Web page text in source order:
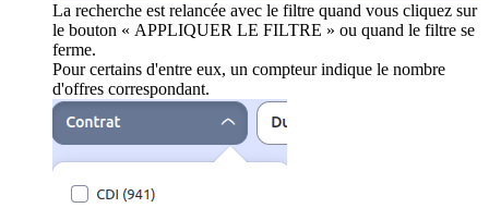
La recherche est relancée avec le filtre quand vous cliquez sur
le bouton « APPLIQUER LE FILTRE » ou quand le filtre se
ferme.
Pour certains d'entre eux, un compteur indique le nombre
d'offres correspondant.